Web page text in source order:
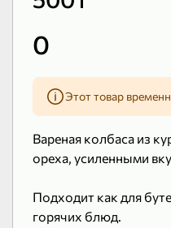
0
Этот товар
Вареная колбаса из
ореха, усиленными
Подходит как для
горячих блюд.